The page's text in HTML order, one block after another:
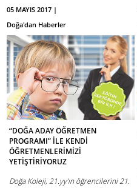
05 MAYIS 2017 |
Doğa'dan Haberler
“DOĞA ADAY ÖĞRETMEN
PROGRAMI” İLE KENDİ
ÖĞRETMENLERİMİZİ
YETİŞTİRİYORUZ
Doğa Koleji, 21.yy’ın öğrencilerini 21.